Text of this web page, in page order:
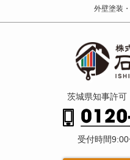
外壁塗装
茨城県知事許
受付時間